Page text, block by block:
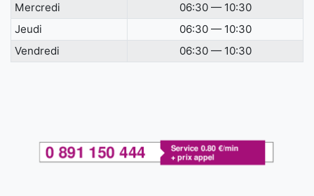
Mercredi
06:30 — 10:30
Jeudi
06:30 — 10:30
Vendredi
06:30 — 10:30